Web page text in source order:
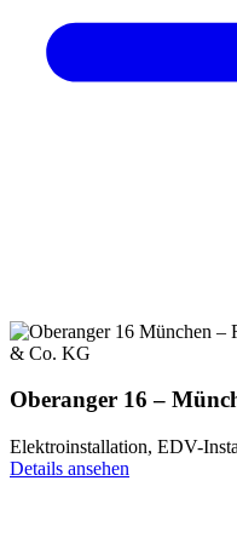
Oberanger 16 –
Elektroinstallation, EDV-
Details ansehen